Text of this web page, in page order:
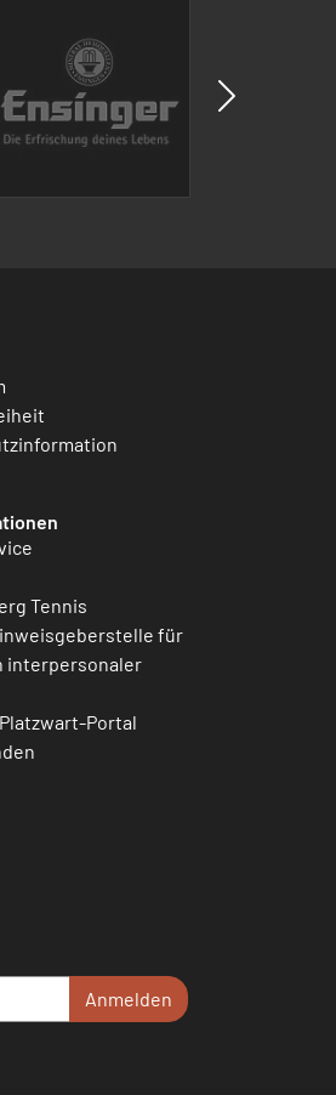
Tennis
für
interpersonaler
Portal
Anmelden